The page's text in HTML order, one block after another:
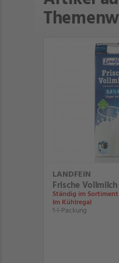
LANDFEIN
Frische Vollmilch
Ständig im Sortiment
Im Kühlregal
1-l-Packung